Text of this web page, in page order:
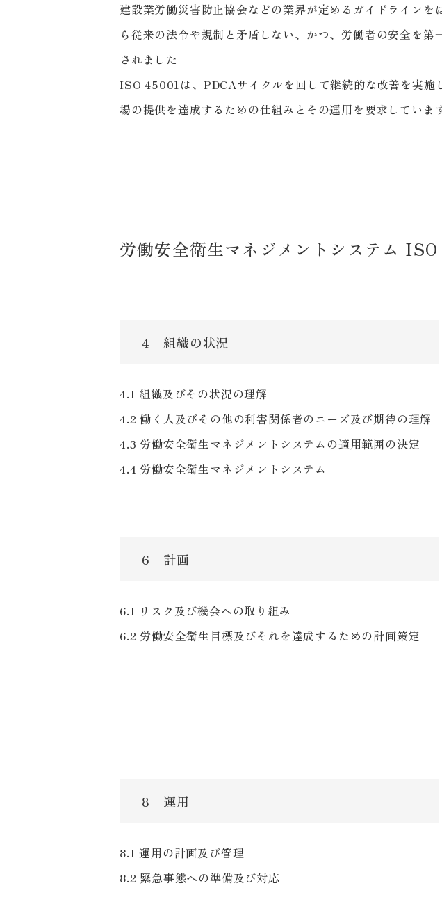
建設業労働災害防止協会などの業界が定めるガイドライン
ら従来の法令や規制と矛盾しない、かつ、労働者の安全を
されました
ISO 45001は、PDCAサイクルを回して継続的な改善を実
場の提供を達成するための仕組みとその運用を要求しています
労働安全衛生マネジメントシステム
4 組織の状況
4.1 組織及びその状況の理解
4.2 働く人及びその他の利害関係者のニーズ及び期待の理解
4.3 労働安全衛生マネジメントシステムの適用範囲の決定
4.4 労働安全衛生マネジメントシステム
6 計画
6.1 リスク及び機会への取り組み
6.2 労働安全衛生目標及びそれを達成するための計画策定
8 運用
8.1 運用の計画及び管理
8.2 緊急事態への準備及び対応